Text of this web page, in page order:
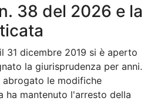
38 del 2026 e la
31 dicembre 2019 si è aperto
la giurisprudenza per anni.
abrogato le modifiche
ha mantenuto l'arresto della